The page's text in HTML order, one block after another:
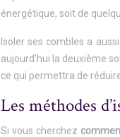
énergétique, soit de
Isoler ses combles a
aujourd’hui la deuxième
ce qui permettra de
Les méthodes
Si vous cherchez